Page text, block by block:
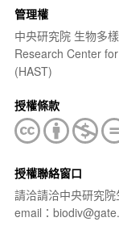
管理權
中央研究院 生物多
Research Center
(HAST)
授權條款
授權聯絡窗口
請洽請洽中央研究
email：